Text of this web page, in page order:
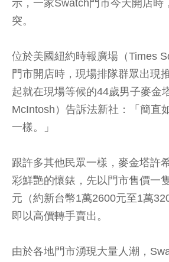
示，一家Swatch門市今天開店時
突。
位於美國紐約時報廣場（Times
門市開店時，現場排隊群眾出現
起就在現場等候的44歲男子麥金
McIntosh）告訴法新社：「簡直
一樣。」
跟許多其他民眾一樣，麥金塔許
彩鮮艷的懷錶，先以門市售價一
元（約新台幣1萬2600元至1萬
即以高價轉手賣出。
由於各地門市湧現大量人潮，